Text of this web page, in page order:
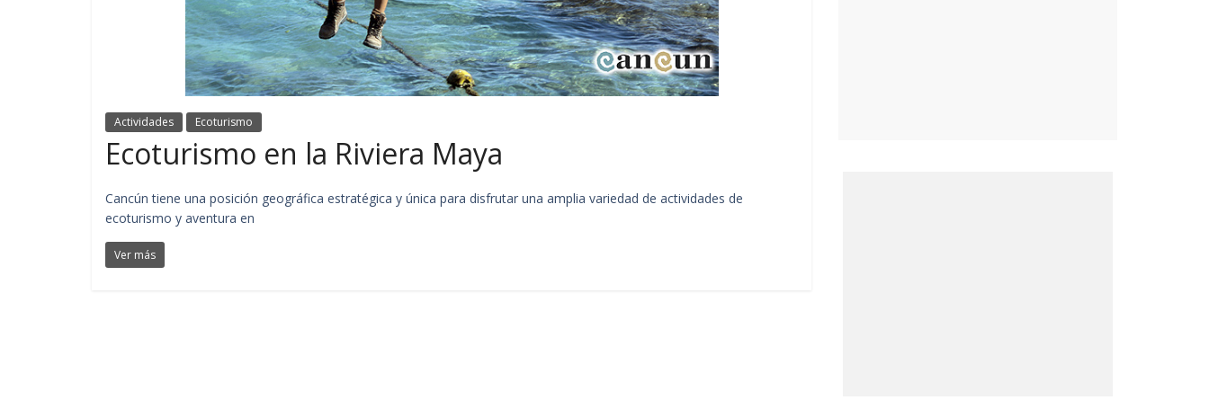
Actividades Ecoturismo
Ecoturismo en la Riviera Maya
Cancún tiene una posición geográfica estratégica y única para disfrutar una amplia variedad de actividades de
ecoturismo y aventura en
Ver más